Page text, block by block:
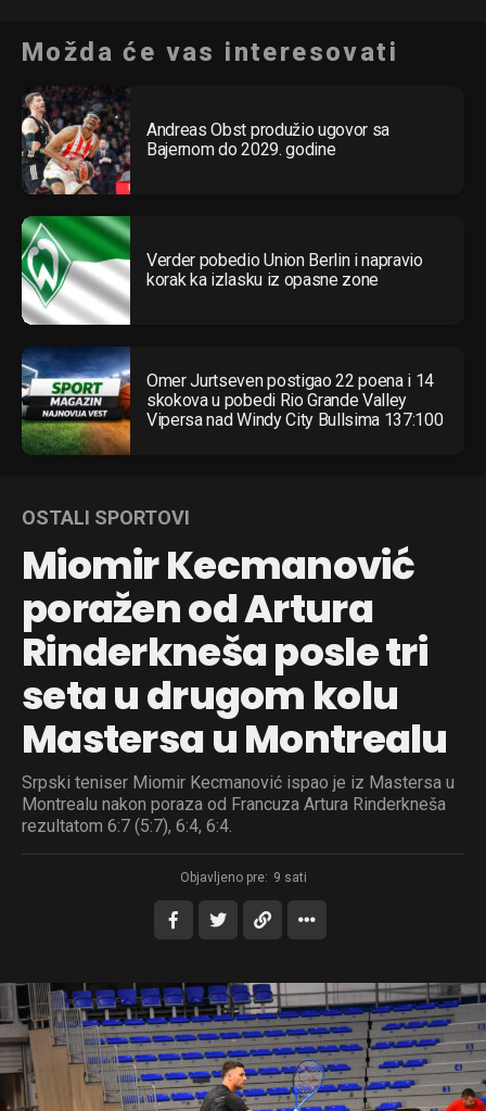
Možda će vas interesovati
Andreas Obst produžio ugovor sa
Bajernom do 2029. godine
Verder pobedio Union Berlin i napravio
korak ka izlasku iz opasne zone
Omer Jurtseven postigao 22 poena i 14
skokova u pobedi Rio Grande Valley
Vipersa nad Windy City Bullsima 137:100
OSTALI SPORTOVI
Miomir Kecmanović
poražen od Artura
Rinderkneša posle tri
seta u drugom kolu
Mastersa u Montrealu
Srpski teniser Miomir Kecmanović ispao je iz Mastersa u
Montrealu nakon poraza od Francuza Artura Rinderkneša
rezultatom 6:7 (5:7), 6:4, 6:4.
Objavljeno pre: 9 sati